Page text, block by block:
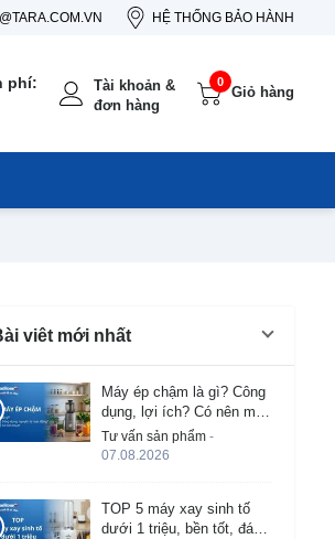
HỆ THỐNG BẢO HÀNH
phí:
Tài khoản &
đơn hàng
0
Giỏ hàng
viêt mới nhất
Máy ép chậm là gì? Công
dụng, lợi ích? Có nên mua
không?
Tư vấn sản phẩm -
07.08.2026
TOP 5 máy xay sinh tố
dưới 1 triệu, bền tốt, đáng